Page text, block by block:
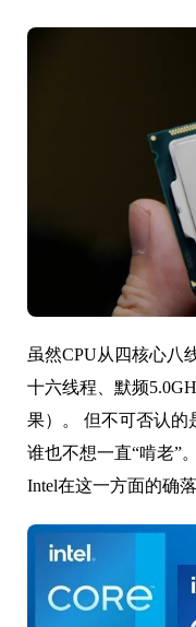
虽然CPU从四核心八
十六线程、默频
果）。 但不可否认的
谁也不想一直“啃老”
Intel在这一方面的确落